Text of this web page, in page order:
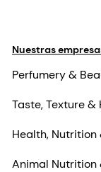
Nuestras
Perfumery &
Taste, Texture &
Health, Nutrition
Animal Nutrition